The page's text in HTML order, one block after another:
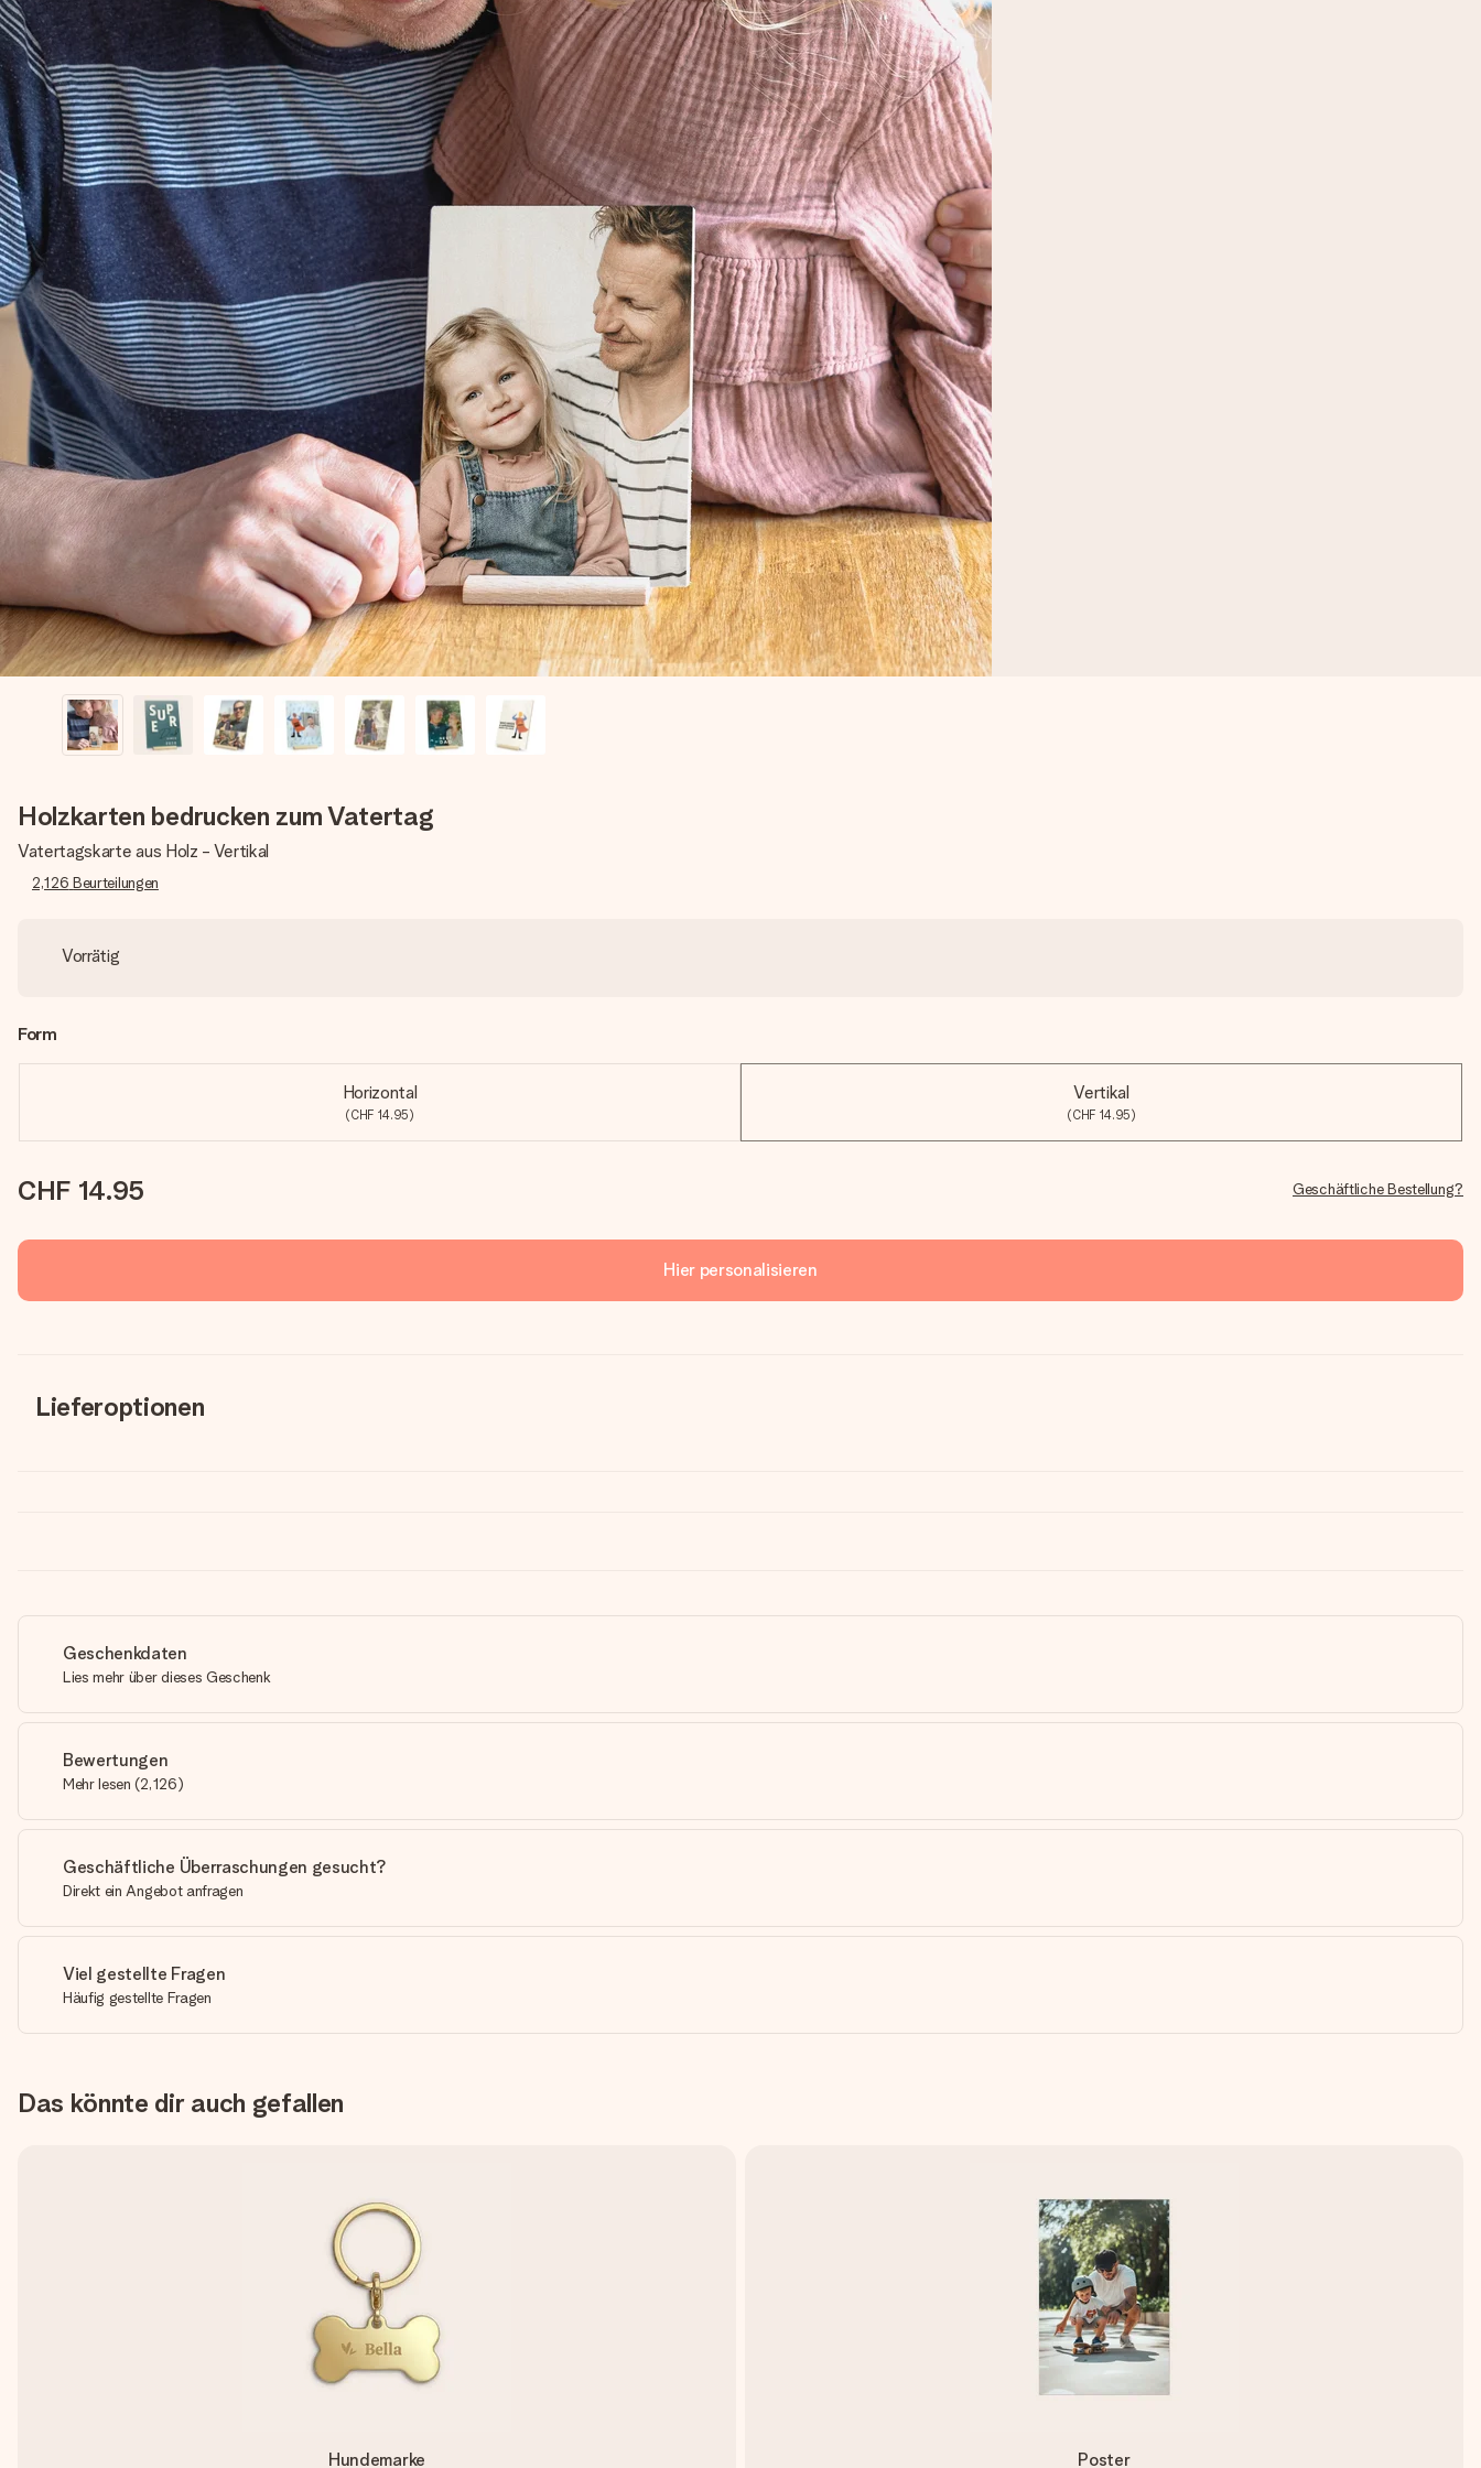
Holzkarten bedrucken zum Vatertag
Vatertagskarte aus Holz - Vertikal
2,126 Beurteilungen
Vorrätig
Form
Horizontal
(CHF 14.95)
Vertikal
(CHF 14.95)
CHF 14.95 Geschäftliche Bestellung?
Hier personalisieren
Lieferoptionen
Geschenkdaten
Lies mehr über dieses Geschenk
Bewertungen
Mehr lesen (2,126)
Geschäftliche Überraschungen gesucht?
Direkt ein Angebot anfragen
Viel gestellte Fragen
Häufig gestellte Fragen
Das könnte dir auch gefallen
Hundemarke Poster